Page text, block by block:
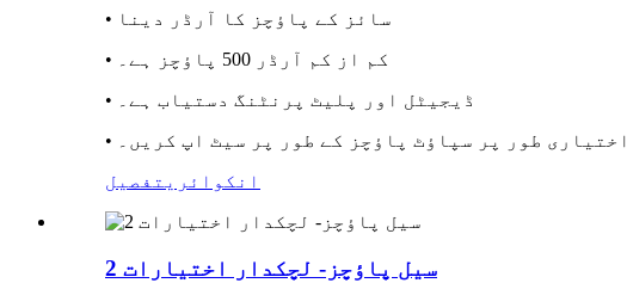
• سائز کے پاؤچز کا آرڈر دینا
• کم از کم آرڈر 500 پاؤچز ہے۔
• ڈیجیٹل اور پلیٹ پرنٹنگ دستیاب ہے۔
• اختیاری طور پر سپاؤٹ پاؤچز کے طور پر سیٹ اپ کریں۔
انکوائریتفصیل
2 سیل پاؤچز- لچکدار اختیارات